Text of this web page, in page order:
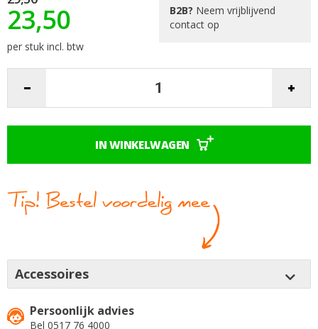
23,50
per stuk incl. btw
B2B? Neem vrijblijvend
contact op
Accessoires
IN WINKELWAGEN
Persoonlijk advies
Bel 0517 76 4000